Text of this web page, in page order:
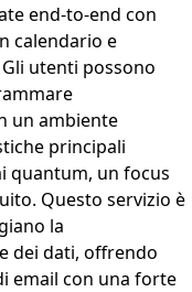
end-to-end con
calendario e
utenti possono
un ambiente
principali
quantum, un focus
Questo servizio è
la
dei dati, offrendo
email con una forte